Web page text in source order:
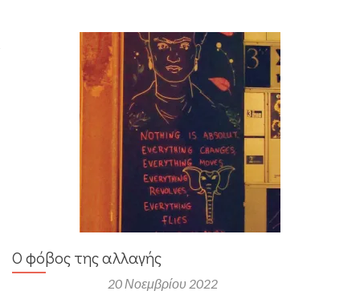
Ο φόβος της αλλαγής
20 Νοεμβρίου 2022